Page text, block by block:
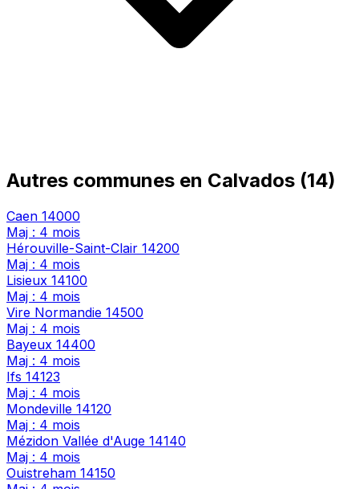
Autres communes en Calvados (14)
Caen 14000
Maj : 4 mois
Hérouville-Saint-Clair 14200
Maj : 4 mois
Lisieux 14100
Maj : 4 mois
Vire Normandie 14500
Maj : 4 mois
Bayeux 14400
Maj : 4 mois
Ifs 14123
Maj : 4 mois
Mondeville 14120
Maj : 4 mois
Mézidon Vallée d'Auge 14140
Maj : 4 mois
Ouistreham 14150